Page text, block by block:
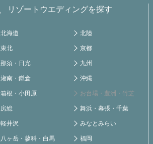
リゾートウエディングを探す
北海道
東北
那須・日光
湘南・鎌倉
箱根・小田原
房総
軽井沢
八ヶ岳・蓼科・白馬
北陸
京都
九州
沖縄
お台場・豊洲・竹芝
舞浜・幕張・千葉
みなとみらい
福岡